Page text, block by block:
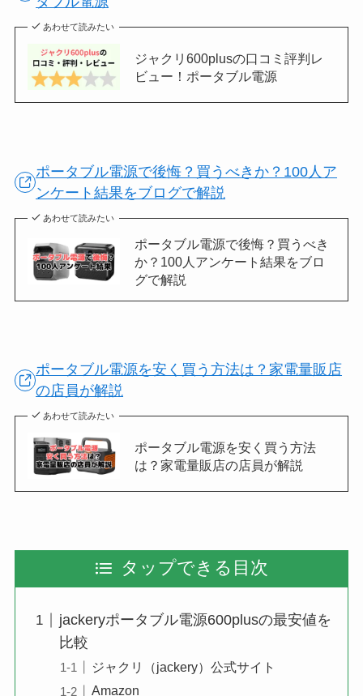
あわせて読みたい
ジャクリ600plusの口コミ評判レ
ビュー！ポータブル電源
ポータブル電源で後悔？買うべきか？100人ア
ンケート結果をブログで解説
あわせて読みたい
ポータブル電源で後悔？買うべき
か？100人アンケート結果をブロ
グで解説
ポータブル電源を安く買う方法は？家電量販店
の店員が解説
あわせて読みたい
ポータブル電源を安く買う方法
は？家電量販店の店員が解説
タップできる目次
jackeryポータブル電源600plusの最安値を
比較
ジャクリ（jackery）公式サイト
Amazon